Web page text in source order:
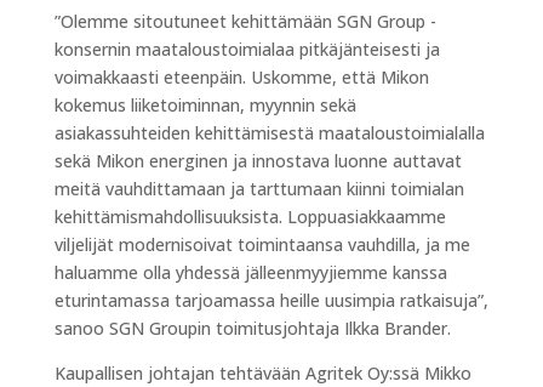
”Olemme sitoutuneet kehittämään SGN Group -
konsernin maataloustoimialaa pitkäjänteisesti ja
voimakkaasti eteenpäin. Uskomme, että Mikon
kokemus liiketoiminnan, myynnin sekä
asiakassuhteiden kehittämisestä maataloustoimialalla
sekä Mikon energinen ja innostava luonne auttavat
meitä vauhdittamaan ja tarttumaan kiinni toimialan
kehittämismahdollisuuksista. Loppuasiakkaamme
viljelijät modernisoivat toimintaansa vauhdilla, ja me
haluamme olla yhdessä jälleenmyyjiemme kanssa
eturintamassa tarjoamassa heille uusimpia ratkaisuja”,
sanoo SGN Groupin toimitusjohtaja Ilkka Brander.
Kaupallisen johtajan tehtävään Agritek Oy:ssä Mikko